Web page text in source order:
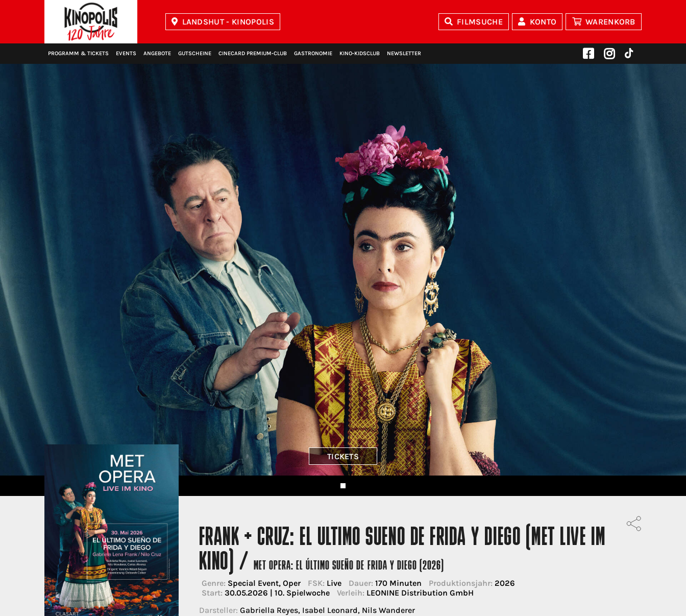
LANDSHUT - KINOPOLIS FILMSUCHE KONTO WARENKORB
PROGRAMM & TICKETS EVENTS ANGEBOTE GUTSCHEINE CINECARD PREMIUM‑CLUB GASTRONOMIE KINO‑KIDSCLUB NEWSLETTER
TICKETS
FRANK + CRUZ: EL ULTIMO SUENO DE FRIDA Y DIEGO (MET LIVE IM
KINO) / MET OPERA: EL ÚLTIMO SUEÑO DE FRIDA Y DIEGO (2026)
Genre: Special Event, Oper FSK: Live Dauer: 170 Minuten Produktionsjahr: 2026
Start: 30.05.2026 | 10. Spielwoche Verleih: LEONINE Distribution GmbH
Darsteller: Gabriella Reyes, Isabel Leonard, Nils Wanderer